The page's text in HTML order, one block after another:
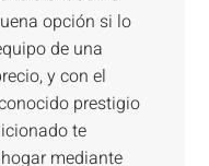
opción si lo
de una
y con el
prestigio
te
mediante